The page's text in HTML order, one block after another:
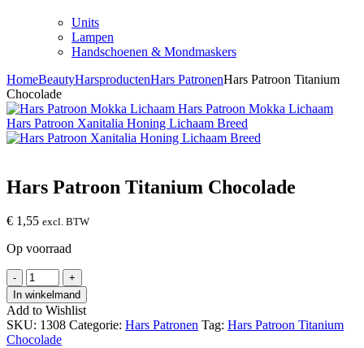
Units
Lampen
Handschoenen & Mondmaskers
HomeBeautyHarsproductenHars PatronenHars Patroon Titanium
Chocolade
Hars Patroon Mokka Lichaam
Hars Patroon Xanitalia Honing Lichaam Breed
Hars Patroon Titanium Chocolade
€ 1,55 excl. BTW
Op voorraad
-
Hars
Patroon
Titanium
Chocolade
hoeveelheid
+
In winkelmand
Add to Wishlist
SKU: 1308 Categorie: Hars Patronen Tag: Hars Patroon Titanium
Chocolade